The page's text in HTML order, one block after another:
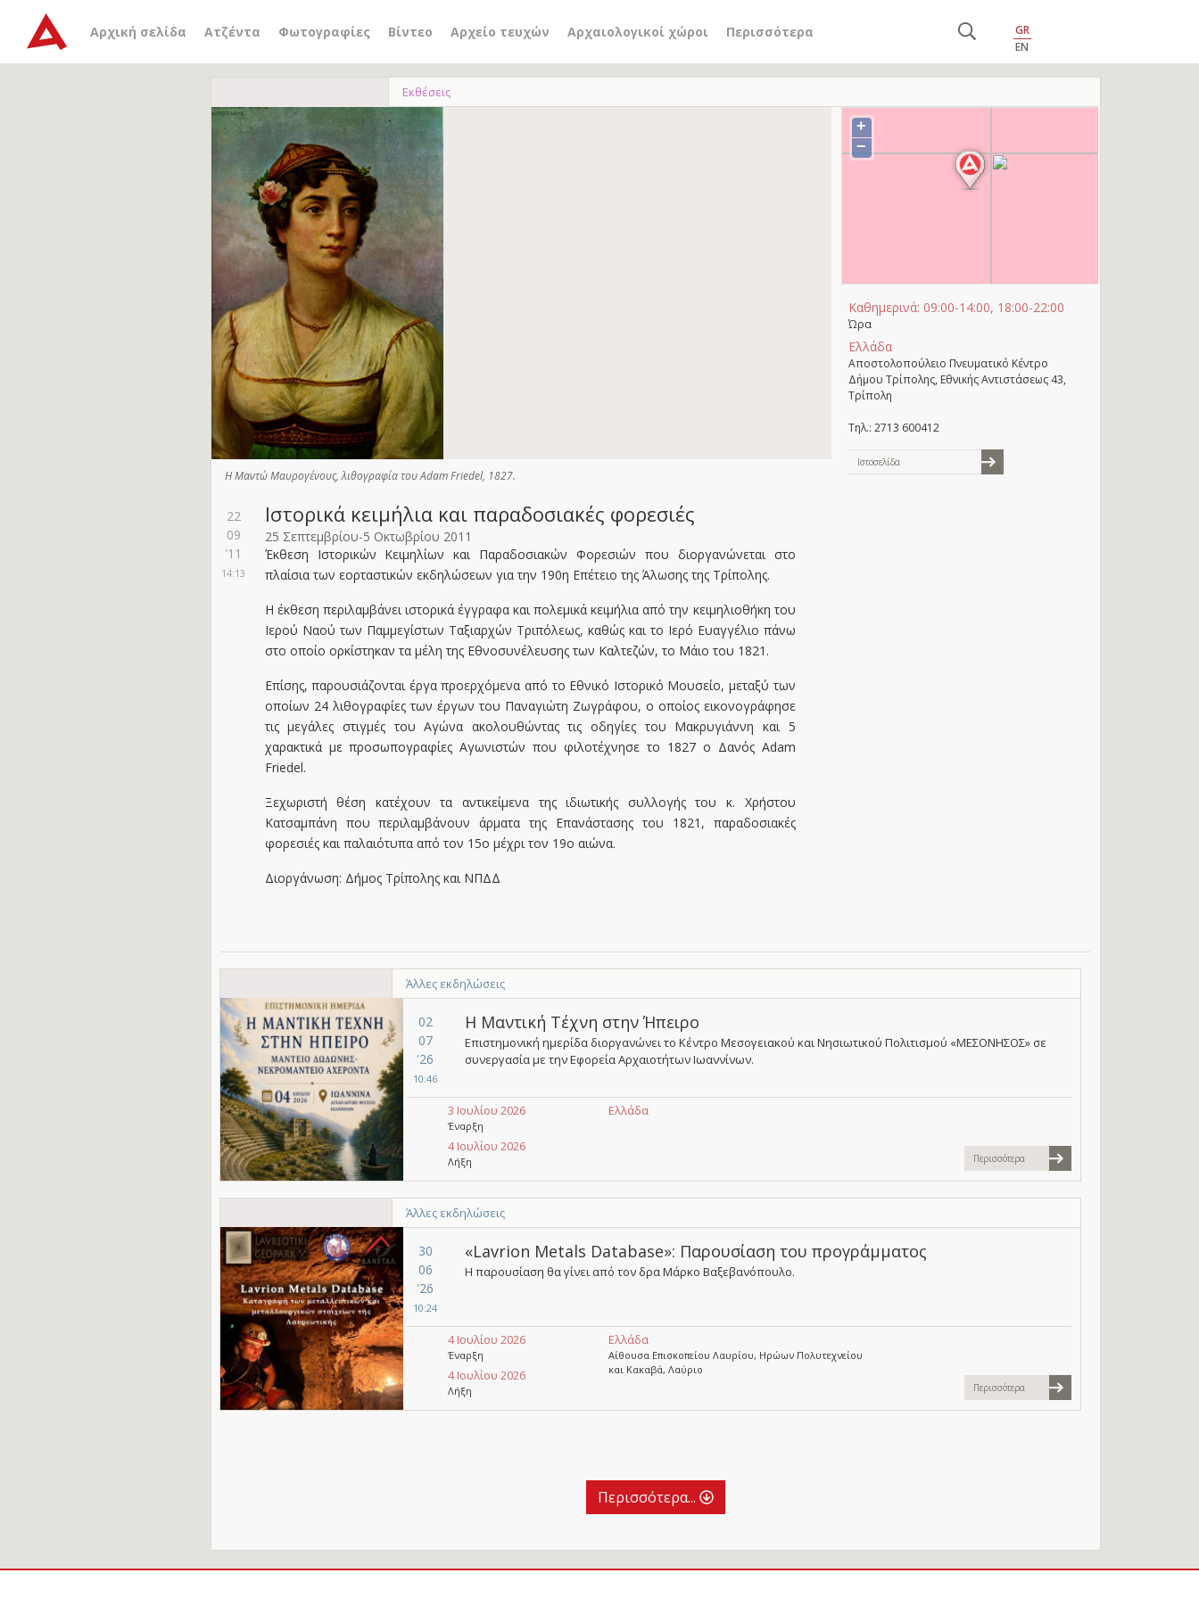
Αρχική σελίδα Ατζέντα Φωτογραφίες Βίντεο Αρχείο τευχών Αρχαιολογικοί χώροι Περισσότερα
GR
EN
Εκθέσεις
+
−
Καθημερινά: 09:00-14:00, 18:00-22:00
Ώρα
Ελλάδα
Αποστολοπούλειο Πνευματικό Κέντρο
Δήμου Τρίπολης, Εθνικής Αντιστάσεως 43,
Τρίπολη
Τηλ.: 2713 600412
Ιστοσελίδα
Η Μαντώ Μαυρογένους, λιθογραφία του Adam Friedel, 1827.
22
09
'11
14:13
Ιστορικά κειμήλια και παραδοσιακές φορεσιές
25 Σεπτεμβρίου-5 Οκτωβρίου 2011
Έκθεση Ιστορικών Κειμηλίων και Παραδοσιακών Φορεσιών που διοργανώνεται στο
πλαίσια των εορταστικών εκδηλώσεων για την 190η Επέτειο της Άλωσης της Τρίπολης.
Η έκθεση περιλαμβάνει ιστορικά έγγραφα και πολεμικά κειμήλια από την κειμηλιοθήκη του
Ιερού Ναού των Παμμεγίστων Ταξιαρχών Τριπόλεως, καθώς και το Ιερό Ευαγγέλιο πάνω
στο οποίο ορκίστηκαν τα μέλη της Εθνοσυνέλευσης των Καλτεζών, το Μάιο του 1821.
Επίσης, παρουσιάζονται έργα προερχόμενα από το Εθνικό Ιστορικό Μουσείο, μεταξύ των
οποίων 24 λιθογραφίες των έργων του Παναγιώτη Ζωγράφου, ο οποίος εικονογράφησε
τις μεγάλες στιγμές του Αγώνα ακολουθώντας τις οδηγίες του Μακρυγιάννη και 5
χαρακτικά με προσωπογραφίες Αγωνιστών που φιλοτέχνησε το 1827 ο Δανός Adam
Friedel.
Ξεχωριστή θέση κατέχουν τα αντικείμενα της ιδιωτικής συλλογής του κ. Χρήστου
Κατσαμπάνη που περιλαμβάνουν άρματα της Επανάστασης του 1821, παραδοσιακές
φορεσιές και παλαιότυπα από τον 15ο μέχρι τον 19ο αιώνα.
Διοργάνωση: Δήμος Τρίπολης και ΝΠΔΔ
Άλλες εκδηλώσεις
02
07
'26
10:46
Η Μαντική Τέχνη στην Ήπειρο
Επιστημονική ημερίδα διοργανώνει το Κέντρο Μεσογειακού και Νησιωτικού Πολιτισμού «ΜΕΣΟΝΗΣΟΣ» σε
συνεργασία με την Εφορεία Αρχαιοτήτων Ιωαννίνων.
3 Ιουλίου 2026
Έναρξη
4 Ιουλίου 2026
Λήξη
Ελλάδα
Περισσότερα
Άλλες εκδηλώσεις
30
06
'26
10:24
«Lavrion Metals Database»: Παρουσίαση του προγράμματος
Η παρουσίαση θα γίνει από τον δρα Μάρκο Βαξεβανόπουλο.
4 Ιουλίου 2026
Έναρξη
4 Ιουλίου 2026
Λήξη
Ελλάδα
Αίθουσα Επισκοπείου Λαυρίου, Ηρώων Πολυτεχνείου
και Κακαβά, Λαύριο
Περισσότερα
Περισσότερα...